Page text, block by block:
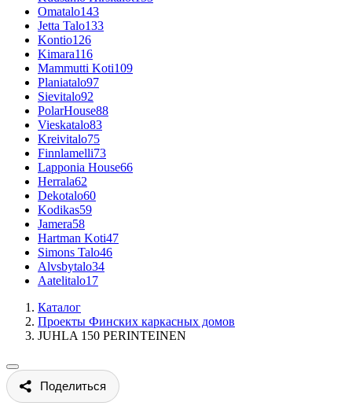
Omatalo143
Jetta Talo133
Kontio126
Kimara116
Mammutti Koti109
Planiatalo97
Sievitalo92
PolarHouse88
Vieskatalo83
Kreivitalo75
Finnlamelli73
Lapponia House66
Herrala62
Dekotalo60
Kodikas59
Jamera58
Hartman Koti47
Simons Talo46
Alvsbytalo34
Aatelitalo17
Каталог
Проекты Финских каркасных домов
JUHLA 150 PERINTEINEN
Поделиться